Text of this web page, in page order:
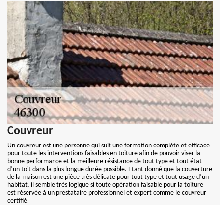
Couvreur
Un couvreur est une personne qui suit une formation complète et efficace
pour toute les interventions faisables en toiture afin de pouvoir viser la
bonne performance et la meilleure résistance de tout type et tout état
d’un toit dans la plus longue durée possible. Etant donné que la couverture
de la maison est une pièce très délicate pour tout type et tout usage d’un
habitat, il semble très logique si toute opération faisable pour la toiture
est réservée à un prestataire professionnel et expert comme le couvreur
certifié.